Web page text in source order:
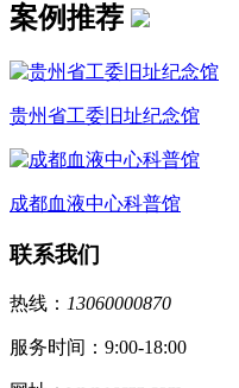
案例推荐
贵州省工委旧址纪念馆
成都血液中心科普馆
联系我们
热线： 13060000870
服务时间：9:00-18:00